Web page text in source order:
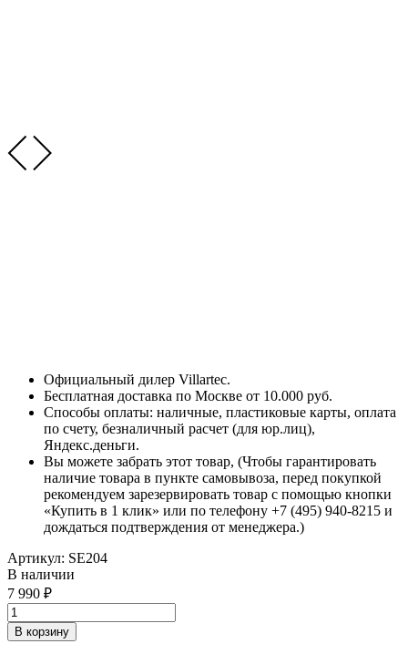
Официальный дилер Villartec.
Бесплатная доставка по Москве от 10.000 руб.
Способы оплаты: наличные, пластиковые карты, оплата
по счету, безналичный расчет (для юр.лиц),
Яндекс.деньги.
Вы можете забрать этот товар, (Чтобы гарантировать
наличие товара в пункте самовывоза, перед покупкой
рекомендуем зарезервировать товар с помощью кнопки
«Купить в 1 клик» или по телефону +7 (495) 940-8215 и
дождаться подтверждения от менеджера.)
Артикул: SE204
В наличии
7 990
В корзину